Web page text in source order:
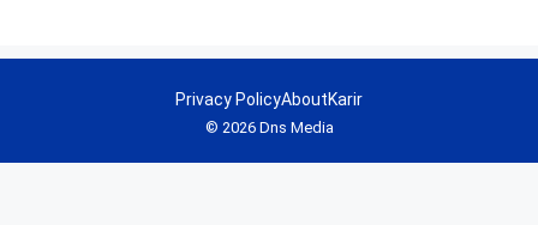
© 2026 Dns Media
Privacy PolicyAboutKarir